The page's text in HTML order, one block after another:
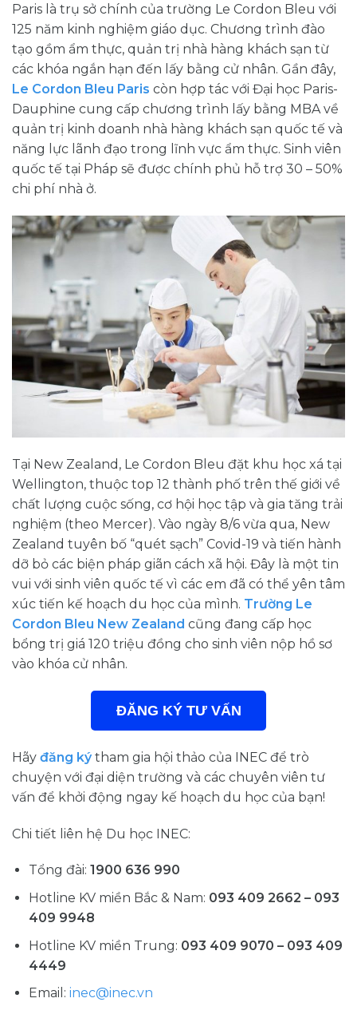
Paris là trụ sở chính của trường Le Cordon Bleu với
125 năm kinh nghiệm giáo dục. Chương trình đào
tạo gồm ẩm thực, quản trị nhà hàng khách sạn từ
các khóa ngắn hạn đến lấy bằng cử nhân. Gần đây,
Le Cordon Bleu Paris còn hợp tác với Đại học Paris-
Dauphine cung cấp chương trình lấy bằng MBA về
quản trị kinh doanh nhà hàng khách sạn quốc tế và
năng lực lãnh đạo trong lĩnh vực ẩm thực. Sinh viên
quốc tế tại Pháp sẽ được chính phủ hỗ trợ 30 – 50%
chi phí nhà ở.
Tại New Zealand, Le Cordon Bleu đặt khu học xá tại
Wellington, thuộc top 12 thành phố trên thế giới về
chất lượng cuộc sống, cơ hội học tập và gia tăng trải
nghiệm (theo Mercer). Vào ngày 8/6 vừa qua, New
Zealand tuyên bố “quét sạch” Covid-19 và tiến hành
dỡ bỏ các biện pháp giãn cách xã hội. Đây là một tin
vui với sinh viên quốc tế vì các em đã có thể yên tâm
xúc tiến kế hoạch du học của mình. Trường Le
Cordon Bleu New Zealand cũng đang cấp học
bổng trị giá 120 triệu đồng cho sinh viên nộp hồ sơ
vào khóa cử nhân.
ĐĂNG KÝ TƯ VẤN
Hãy đăng ký tham gia hội thảo của INEC để trò
chuyện với đại diện trường và các chuyên viên tư
vấn để khởi động ngay kế hoạch du học của bạn!
Chi tiết liên hệ Du học INEC:
Tổng đài: 1900 636 990
Hotline KV miền Bắc & Nam: 093 409 2662 – 093
409 9948
Hotline KV miền Trung: 093 409 9070 – 093 409
4449
Email: inec@inec.vn